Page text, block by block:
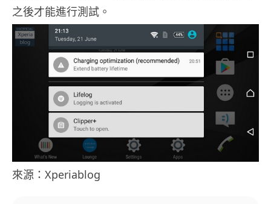
之後才能進行測試。
來源：Xperiablog